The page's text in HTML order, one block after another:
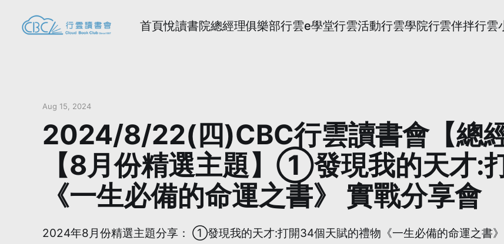
首頁悅讀書院總經理俱樂部行雲e學堂行雲活動行雲學院行雲伴拌行雲
Aug 15, 2024
2024/8/22(四)CBC行雲讀書會【總
【8月份精選主題】①發現我的天才:
《一生必備的命運之書》 實戰分享會
2024年8月份精選主題分享： ①發現我的天才:打開34個天賦的禮物《一生必備的命運之書